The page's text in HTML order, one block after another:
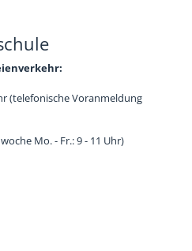
(telefonische Voranmeldung
Mo. - Fr.: 9 - 11 Uhr)